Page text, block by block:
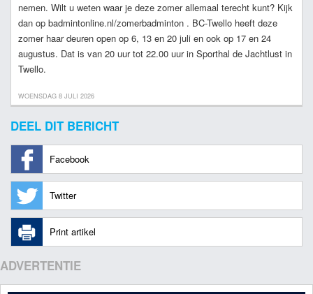
nemen. Wilt u weten waar je deze zomer allemaal terecht kunt? Kijk
dan op badmintonline.nl/zomerbadminton . BC-Twello heeft deze
zomer haar deuren open op 6, 13 en 20 juli en ook op 17 en 24
augustus. Dat is van 20 uur tot 22.00 uur in Sporthal de Jachtlust in
Twello.
WOENSDAG 8 JULI 2026
DEEL DIT BERICHT
Facebook
Twitter
Print artikel
ADVERTENTIE